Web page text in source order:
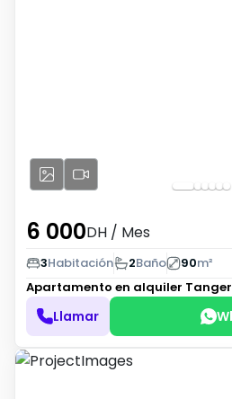
6 000DH / Mes
3Habitación 2Baño 90m²
Apartamento en alquiler
Llamar